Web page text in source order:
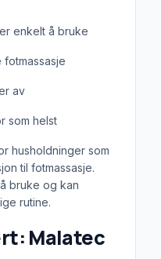
enkelt å bruke
av
som helst
husholdninger som
til fotmassasje.
bruke og kan
rutine.
Malatec